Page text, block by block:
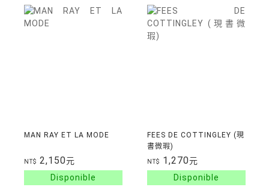
MAN RAY ET LA MODE
NT$ 2,150元
FEES DE COTTINGLEY (現
書微瑕)
NT$ 1,270元